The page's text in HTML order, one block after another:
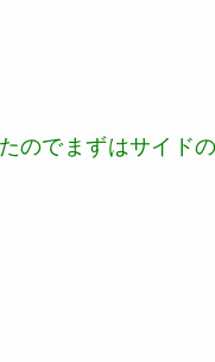
のでまずはサイド